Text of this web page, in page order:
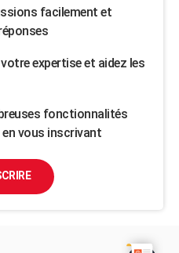
facilement et
expertise et aidez les
fonctionnalités
vous inscrivant